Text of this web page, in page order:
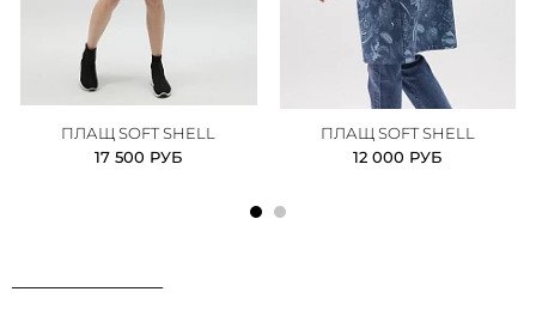
ПЛАЩ SOFT SHELL
17 500 РУБ
ПЛАЩ SOFT SHELL
12 000 РУБ